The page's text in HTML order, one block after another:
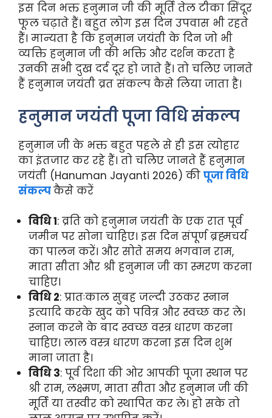
इस दिन भक्त हनुमान जी की मूर्ति तेल टीका सिंदूर
फूल चढ़ाते हैं। बहुत लोग इस दिन उपवास भी रहते
हैं। मान्यता है कि हनुमान जयंती के दिन जो भी
व्यक्ति हनुमान जी की भक्ति और दर्शन करता है
उनकी सभी दुख दर्द दूर हो जाते हैं। तो चलिए जानते
हैं हनुमान जयंती व्रत संकल्प कैसे लिया जाता है।
हनुमान जयंती पूजा विधि संकल्प
हनुमान जी के भक्त बहुत पहले से ही इस त्योहार
का इंतजार कर रहे हैं। तो चलिए जानते हैं हनुमान
जयंती (Hanuman Jayanti 2026) की पूजा विधि
संकल्पकैसे करें
विधि 1: व्रति को हनुमान जयंती के एक रात पूर्व
जमीन पर सोना चाहिए। इस दिन संपूर्ण ब्रह्मचर्य
का पालन करें। और सोते समय भगवान राम,
माता सीता और श्री हनुमान जी का स्मरण करना
चाहिए।
विधि 2: प्रातःकाल सुबह जल्दी उठकर स्नान
इत्यादि करके खुद को पवित्र और स्वच्छ कर ले।
स्नान करने के बाद स्वच्छ वस्त्र धारण करना
चाहिए। लाल वस्त्र धारण करना इस दिन शुभ
माना जाता है।
विधि 3: पूर्व दिशा की ओर आपकी पूजा स्थान पर
श्री राम, लक्ष्मण, माता सीता और हनुमान जी की
मूर्ति या तस्वीर को स्थापित कर ले। हो सके तो